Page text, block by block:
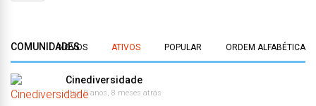
COMUNIDADES
NOVOS ATIVOS POPULAR ORDEM ALFABÉTICA
Cinediversidade
ativo 8 anos, 8 meses atrás